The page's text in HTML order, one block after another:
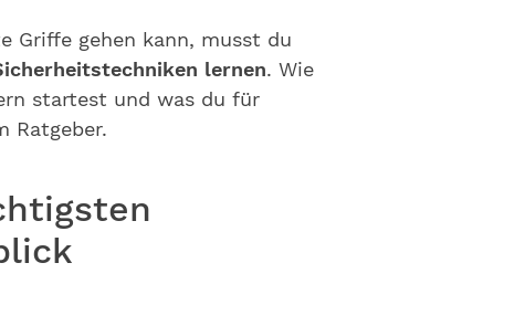
Griffe gehen kann, musst du
lernen. Wie
startest und was du für
Ratgeber.